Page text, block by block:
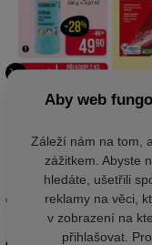
Aby web
Záleží nám na tom,
zážitkem. Abyste
hledáte, ušetřili
reklamy na věci,
v zobrazení na
přihlašovat.